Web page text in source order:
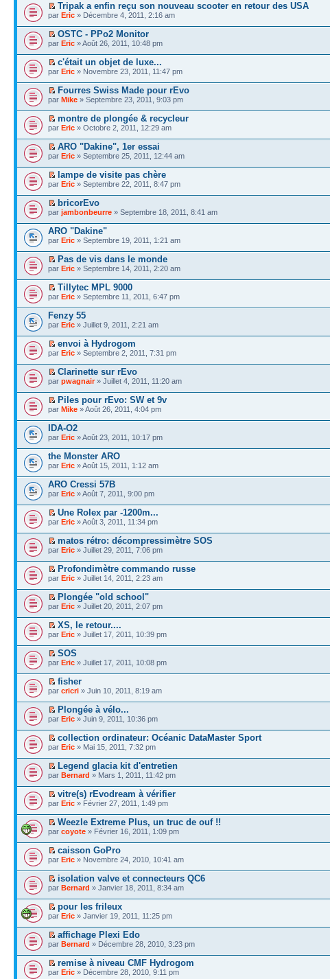
Tripak a enfin reçu son nouveau scooter en retour des USA
par Eric » Décembre 4, 2011, 2:16 am
OSTC - PPo2 Monitor
par Eric » Août 26, 2011, 10:48 pm
c'était un objet de luxe...
par Eric » Novembre 23, 2011, 11:47 pm
Fourres Swiss Made pour rEvo
par Mike » Septembre 23, 2011, 9:03 pm
montre de plongée & recycleur
par Eric » Octobre 2, 2011, 12:29 am
ARO "Dakine", 1er essai
par Eric » Septembre 25, 2011, 12:44 am
lampe de visite pas chère
par Eric » Septembre 22, 2011, 8:47 pm
bricorEvo
par jambonbeurre » Septembre 18, 2011, 8:41 am
ARO "Dakine"
par Eric » Septembre 19, 2011, 1:21 am
Pas de vis dans le monde
par Eric » Septembre 14, 2011, 2:20 am
Tillytec MPL 9000
par Eric » Septembre 11, 2011, 6:47 pm
Fenzy 55
par Eric » Juillet 9, 2011, 2:21 am
envoi à Hydrogom
par Eric » Septembre 2, 2011, 7:31 pm
Clarinette sur rEvo
par pwagnair» Juillet 4, 2011, 11:20 am
Piles pour rEvo: SW et 9v
par Mike » Août 26, 2011, 4:04 pm
IDA-O2
par Eric » Août 23, 2011, 10:17 pm
the Monster ARO
par Eric » Août 15, 2011, 1:12 am
ARO Cressi 57B
par Eric » Août 7, 2011, 9:00 pm
Une Rolex par -1200m...
par Eric » Août 3, 2011, 11:34 pm
matos rétro: décompressimètre SOS
par Eric » Juillet 29, 2011, 7:06 pm
Profondimètre commando russe
par Eric » Juillet 14, 2011, 2:23 am
Plongée "old school"
par Eric » Juillet 20, 2011, 2:07 pm
XS, le retour....
par Eric » Juillet 17, 2011, 10:39 pm
SOS
par Eric » Juillet 17, 2011, 10:08 pm
fisher
par cricri » Juin 10, 2011, 8:19 am
Plongée à vélo...
par Eric » Juin 9, 2011, 10:36 pm
collection ordinateur: Océanic DataMaster Sport
par Eric » Mai 15, 2011, 7:32 pm
Legend glacia kit d'entretien
par Bernard » Mars 1, 2011, 11:42 pm
vitre(s) rEvodream à vérifier
par Eric » Février 27, 2011, 1:49 pm
Weezle Extreme Plus, un truc de ouf !!
par coyote » Février 16, 2011, 1:09 pm
caisson GoPro
par Eric » Novembre 24, 2010, 10:41 am
isolation valve et connecteurs QC6
par Bernard » Janvier 18, 2011, 8:34 am
pour les frileux
par Eric » Janvier 19, 2011, 11:25 pm
affichage Plexi Edo
par Bernard » Décembre 28, 2010, 3:23 pm
remise à niveau CMF Hydrogom
par Eric » Décembre 28, 2010, 9:11 pm